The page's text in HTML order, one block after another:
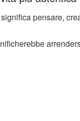
pensare,